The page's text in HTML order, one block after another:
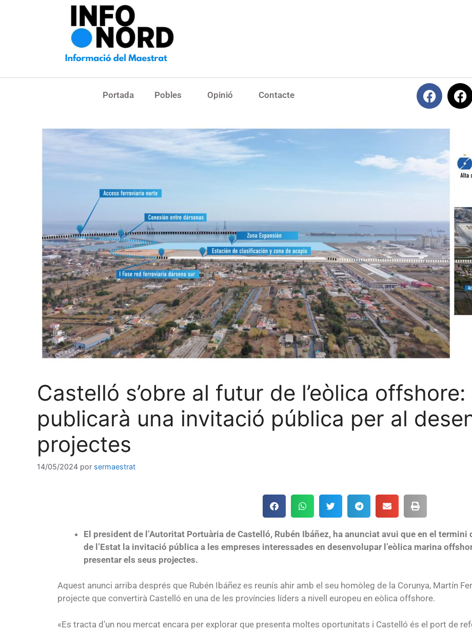
Portada Pobles Opinió Contacte
Castelló s’obre al futur de l’eòlica
publicarà una invitació pública per al
projectes
14/05/2024 por sermaestrat
El president de l’Autoritat Portuària de Castelló, Rubén Ibáñez, ha anunciat avui que en el
de l’Estat la invitació pública a les empreses interessades en desenvolupar l’eòlica marina
presentar els seus projectes.
Aquest anunci arriba després que Rubén Ibáñez es reunís ahir amb el seu homòleg de la Corunya, Martín
projecte que convertirà Castelló en una de les províncies líders a nivell europeu en eòlica offshore.
«Es tracta d’un nou mercat encara per explorar que presenta moltes oportunitats i Castelló és el port de